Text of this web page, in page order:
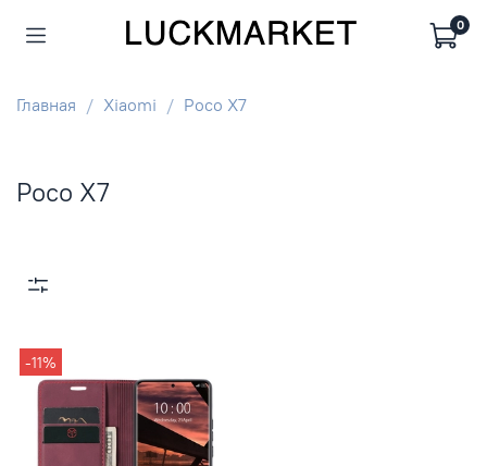
0
Главная Xiaomi Poco X7
Poco X7
-11%